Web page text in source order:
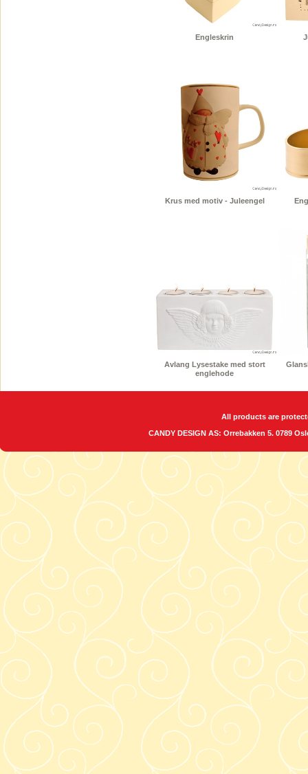
Engleskrin
Krus med motiv - Juleengel
Avlang Lysestake med stort
englehode
All products are
CANDY DESIGN AS: Orrebakken 5. 0789